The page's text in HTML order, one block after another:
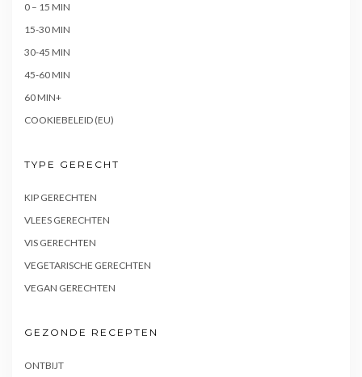
0 – 15 MIN
15-30 MIN
30-45 MIN
45-60 MIN
60 MIN+
COOKIEBELEID (EU)
TYPE GERECHT
KIP GERECHTEN
VLEES GERECHTEN
VIS GERECHTEN
VEGETARISCHE GERECHTEN
VEGAN GERECHTEN
GEZONDE RECEPTEN
ONTBIJT